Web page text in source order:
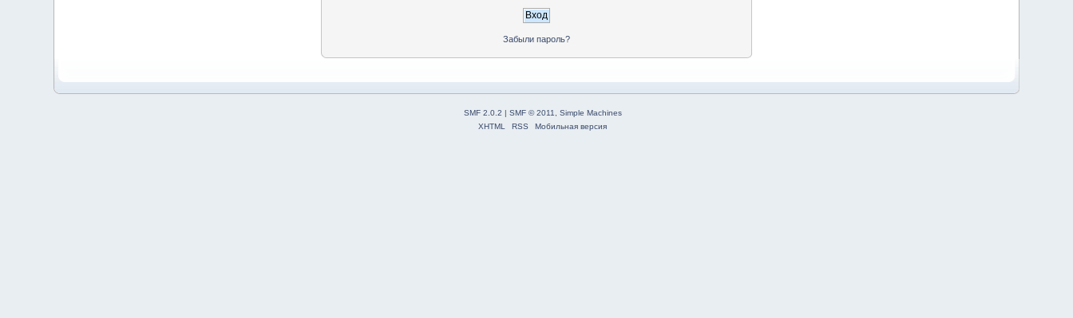
Забыли пароль?
SMF 2.0.2 | SMF © 2011
Simple Machines
XHTML
RSS Мобильная версия